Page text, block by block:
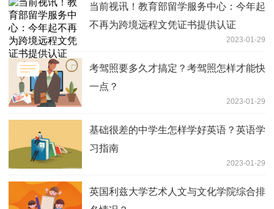
当前视讯！教育部留学服务中心：今年起
不再为跨境远程文凭证书提供认证
2023-01-29
考驾照要多久才搞定？考驾照怎样才能快
一点？
2023-01-29
基础很差的中学生怎样学好英语？英语学
习指南
2023-01-29
英国利兹大学艺术人文与文化学院综合排